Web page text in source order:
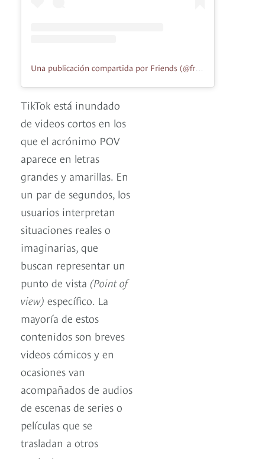
TikTok está inundado
de videos cortos en los
que el acrónimo POV
aparece en letras
grandes y amarillas. En
un par de segundos, los
usuarios interpretan
situaciones reales o
imaginarias, que
buscan representar un
punto de vista (Point of
view) específico. La
mayoría de estos
contenidos son breves
videos cómicos y en
ocasiones van
acompañados de audios
de escenas de series o
películas que se
trasladan a otros